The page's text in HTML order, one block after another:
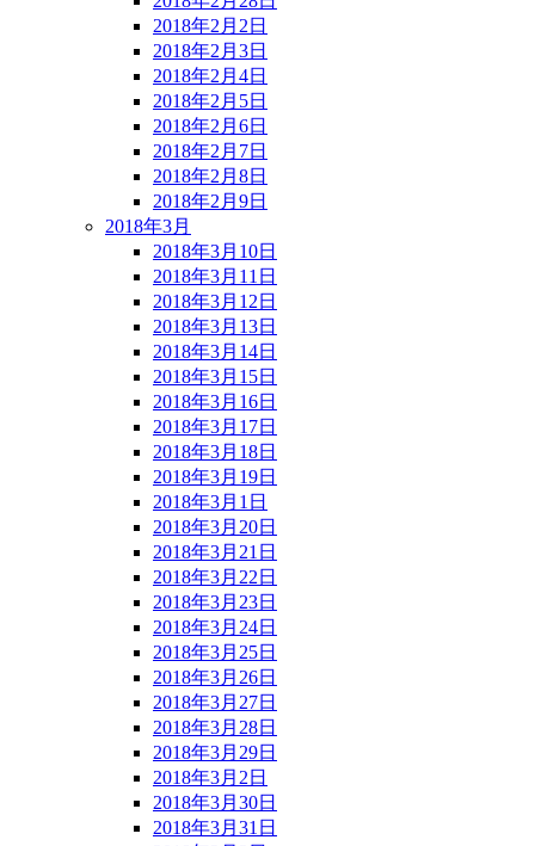
2018年2月2日
2018年2月3日
2018年2月4日
2018年2月5日
2018年2月6日
2018年2月7日
2018年2月8日
2018年2月9日
2018年3月
2018年3月10日
2018年3月11日
2018年3月12日
2018年3月13日
2018年3月14日
2018年3月15日
2018年3月16日
2018年3月17日
2018年3月18日
2018年3月19日
2018年3月1日
2018年3月20日
2018年3月21日
2018年3月22日
2018年3月23日
2018年3月24日
2018年3月25日
2018年3月26日
2018年3月27日
2018年3月28日
2018年3月29日
2018年3月2日
2018年3月30日
2018年3月31日